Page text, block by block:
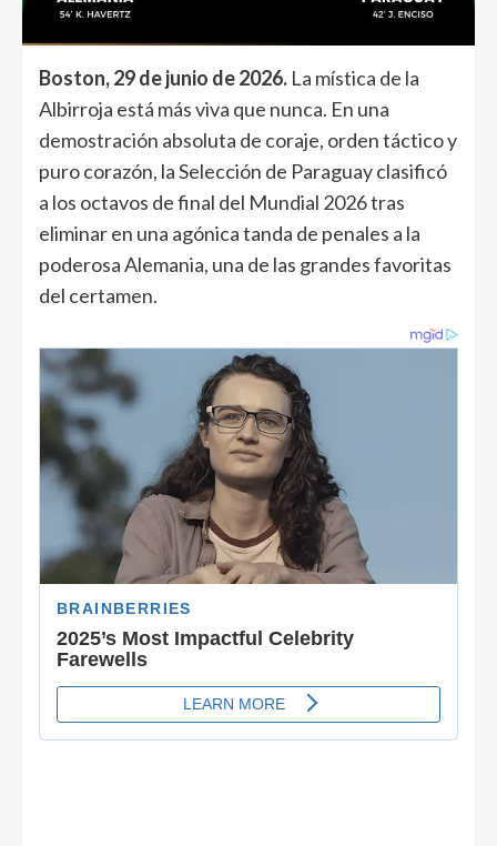
Boston, 29 de junio de 2026. La mística de la
Albirroja está más viva que nunca. En una
demostración absoluta de coraje, orden táctico y
puro corazón, la Selección de Paraguay clasificó
a los octavos de final del Mundial 2026 tras
eliminar en una agónica tanda de penales a la
poderosa Alemania, una de las grandes favoritas
del certamen.